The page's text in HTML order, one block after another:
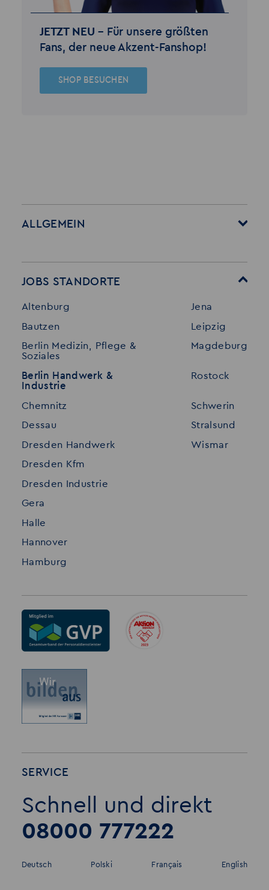
JETZT NEU – Für unsere größten
Fans, der neue Akzent-Fanshop!
SHOP BESUCHEN
ALLGEMEIN
Für Bewerber
Stellenangebote
Initiativ bewerben
Merkzettel
Standorte
Referenzen
Interne Jobs
Datenschutz
Impressum
JOBS STANDORTE
Altenburg
Bautzen
Berlin Medizin, Pflege &
Soziales
Berlin Handwerk &
Industrie
Chemnitz
Dessau
Dresden Handwerk
Dresden Kfm
Dresden Industrie
Gera
Halle
Hannover
Hamburg
Jena
Leipzig
Magdeburg
Rostock
Schwerin
Stralsund
Wismar
SERVICE
Schnell und direkt
08000 777222
Deutsch Polski Français English